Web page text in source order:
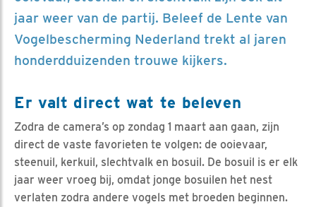
jaar weer van de partij. Beleef de Lente van
Vogelbescherming Nederland trekt al jaren
honderdduizenden trouwe kijkers.
Er valt direct wat te beleven
Zodra de camera’s op zondag 1 maart aan gaan, zijn
direct de vaste favorieten te volgen: de ooievaar,
steenuil, kerkuil, slechtvalk en bosuil. De bosuil is er elk
jaar weer vroeg bij, omdat jonge bosuilen het nest
verlaten zodra andere vogels met broeden beginnen.